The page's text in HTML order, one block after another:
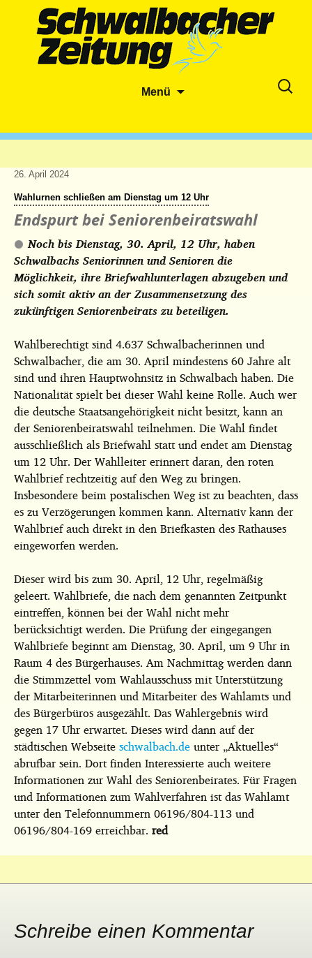
Menü
Suche
26. April 2024
Wahlurnen schließen am Dienstag um 12 Uhr
Endspurt bei Seniorenbeiratswahl
Noch bis Dienstag, 30. April, 12 Uhr, haben
Schwalbachs Seniorinnen und Senioren die
Möglichkeit, ihre Briefwahlunterlagen abzugeben und
sich somit aktiv an der Zusammensetzung des
zukünftigen Seniorenbeirats zu beteiligen.
Wahlberechtigt sind 4.637 Schwalbacherinnen und
Schwalbacher, die am 30. April mindestens 60 Jahre alt
sind und ihren Hauptwohnsitz in Schwalbach haben. Die
Nationalitätspielt bei dieser Wahl keine Rolle. Auch wer
die deutsche Staatsangehörigkeit nicht besitzt, kann an
der Seniorenbeiratswahl teilnehmen. Die Wahl findet
ausschließlich als Briefwahl statt und endet am Dienstag
um 12 Uhr. Der Wahlleiter erinnert daran, den roten
Wahlbrief rechtzeitig auf den Weg zu bringen.
Insbesondere beim postalischen Weg ist zu beachten, dass
es zu Verzögerungen kommen kann. Alternativ kann der
Wahlbrief auch direkt in den Briefkasten des Rathauses
eingeworfen werden.
Dieser wird bis zum 30. April, 12 Uhr, regelmäßig
geleert. Wahlbriefe, die nach dem genannten Zeitpunkt
eintreffen, können bei der Wahl nicht mehr
berücksichtigt werden. Die Prüfung der eingegangen
Wahlbriefe beginnt am Dienstag, 30. April, um 9 Uhr in
Raum 4 des Bürgerhauses. Am Nachmittag werden dann
die Stimmzettel vom Wahlausschuss mit Unterstützung
der Mitarbeiterinnen und Mitarbeiter des Wahlamts und
des Bürgerbüros ausgezählt. Das Wahlergebnis wird
gegen 17 Uhr erwartet. Dieses wird dann auf der
städtischen Webseiteschwalbach.deunter „Aktuelles“
abrufbar sein. Dort finden Interessierte auch weitere
Informationen zur Wahl des Seniorenbeirates. Für Fragen
und Informationen zum Wahlverfahren ist das Wahlamt
unter den Telefonnummern 06196/804-113 und
06196/804-169 erreichbar. red
Schreibe einen Kommentar